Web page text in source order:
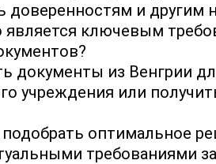
доверенностям и
ключевым
документы из Венгрии
учреждения или
оптимальное
требованиями